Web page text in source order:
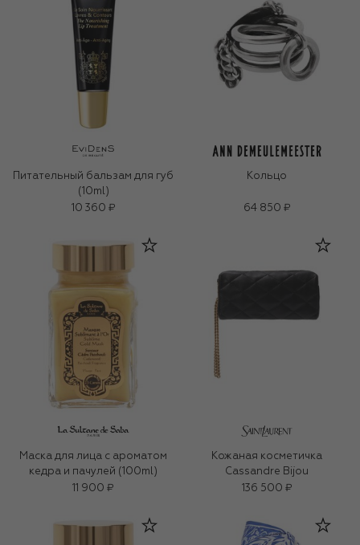
Питательный бальзам для губ
(10ml)
10 360 ₽
Кольцо
64 850 ₽
Маска для лица c ароматом
кедра и пачулей (100ml)
11 900 ₽
Кожаная косметичка
Cassandre Bijou
136 500 ₽